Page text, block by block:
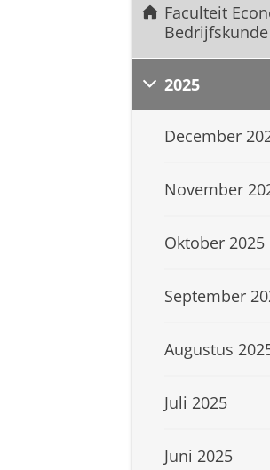
Faculteit
Bedrijfskunde
2025
December
November
Oktober 2025
September
Augustus
Juli 2025
Juni 2025